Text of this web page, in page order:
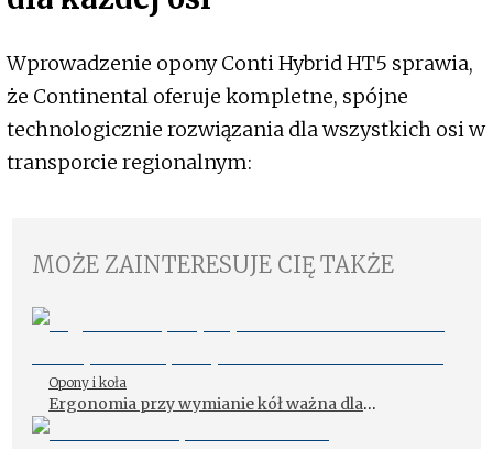
Wprowadzenie opony Conti Hybrid HT5 sprawia,
że Continental oferuje kompletne, spójne
technologicznie rozwiązania dla wszystkich osi w
transporcie regionalnym:
MOŻE ZAINTERESUJE CIĘ TAKŻE
Opony i koła
Ergonomia przy wymianie kół ważna dla
efektywności pracy i zdrowia mechaników